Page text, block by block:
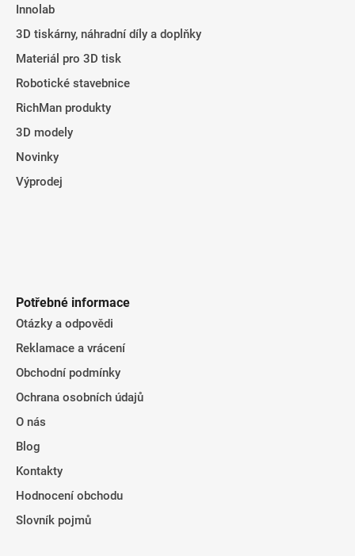
Innolab
3D tiskárny, náhradní díly a doplňky
Materiál pro 3D tisk
Robotické stavebnice
RichMan produkty
3D modely
Novinky
Výprodej
Potřebné informace
Otázky a odpovědi
Reklamace a vrácení
Obchodní podmínky
Ochrana osobních údajů
O nás
Blog
Kontakty
Hodnocení obchodu
Slovník pojmů